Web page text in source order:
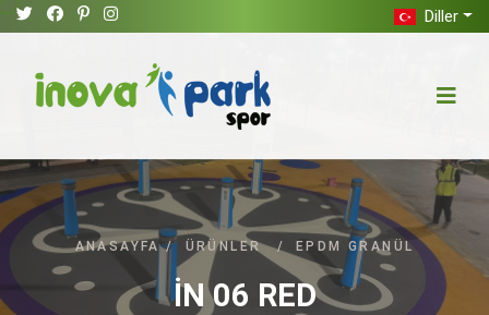
Diller
ANASAYFA/ ÜRÜNLER / EPDM GRANÜL
İN 06 RED